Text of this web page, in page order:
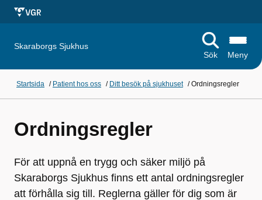
Skaraborgs Sjukhus
Sök
Meny
Startsida / Patient hos oss / Ditt besök på sjukhuset /Ordningsregler
Ordningsregler
För att uppnå en trygg och säker miljö på
Skaraborgs Sjukhus finns ett antal ordningsregler
att förhålla sig till. Reglerna gäller för dig som är